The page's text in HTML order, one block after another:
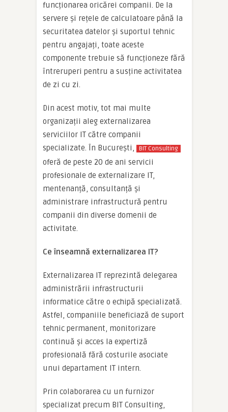
funcționarea oricărei companii. De la
servere și rețele de calculatoare până la
securitatea datelor și suportul tehnic
pentru angajați, toate aceste
componente trebuie să funcționeze fără
întreruperi pentru a susține activitatea
de zi cu zi.
Din acest motiv, tot mai multe
organizații aleg externalizarea
serviciilor IT către companii
specializate. În București,
BIT Consulting
oferă de peste 20 de ani servicii
profesionale de externalizare IT,
mentenanță, consultanță și
administrare infrastructură pentru
companii din diverse domenii de
activitate.
Ce înseamnă externalizarea IT?
Externalizarea IT reprezintă delegarea
administrării infrastructurii
informatice către o echipă specializată.
Astfel, companiile beneficiază de suport
tehnic permanent, monitorizare
continuă și acces la expertiză
profesională fără costurile asociate
unui departament IT intern.
Prin colaborarea cu un furnizor
specializat precum BIT Consulting,